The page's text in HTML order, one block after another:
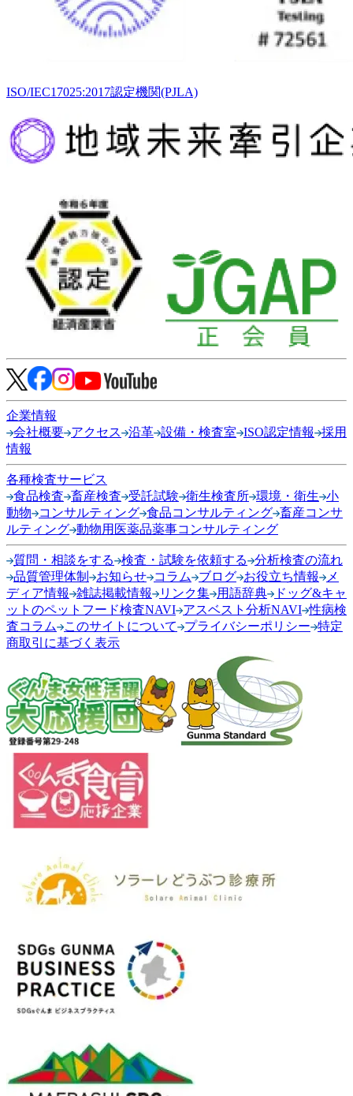
ISO/IEC17025:2017認定機関(PJLA)
企業情報
会社概要 アクセス 沿革 設備・検査室 ISO認定情報
採用
情報
各種検査サービス
食品検査 畜産検査 受託試験 衛生検査所 環境・衛生 小
動物
コンサルティング 食品コンサルティング 畜産コンサ
ルティング 動物用医薬品薬事コンサルティング
質問・相談をする 検査・試験を依頼する
分析検査の流れ
品質管理体制
お知らせ コラム ブログ お役立ち情報
メ
ディア情報
雑誌掲載情報 リンク集 用語辞典
ドッグ&キャ
ットのペットフード検査NAVI アスベスト分析NAVI 性病検
査コラム
このサイトについて プライバシーポリシー 特定
商取引に基づく表示